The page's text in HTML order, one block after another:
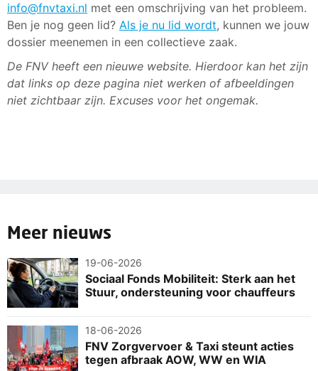
info@fnvtaxi.nl met een omschrijving van het probleem.
Ben je nog geen lid? Als je nu lid wordt, kunnen we jouw
dossier meenemen in een collectieve zaak.
De FNV heeft een nieuwe website. Hierdoor kan het zijn
dat links op deze pagina niet werken of afbeeldingen
niet zichtbaar zijn. Excuses voor het ongemak.
Meer nieuws
19-06-2026
Sociaal Fonds Mobiliteit: Sterk aan het
Stuur, ondersteuning voor chauffeurs
18-06-2026
FNV Zorgvervoer & Taxi steunt acties
tegen afbraak AOW, WW en WIA